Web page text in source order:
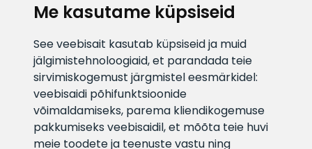
Me kasutame küpsiseid
See veebisait kasutab küpsiseid ja muid
jälgimistehnoloogiaid, et parandada teie
sirvimiskogemust järgmistel eesmärkidel:
veebisaidi põhifunktsioonide
võimaldamiseks, parema kliendikogemuse
pakkumiseks veebisaidil,et mõõta teie huvi
meie toodete ja teenuste vastu ning
info@veefiltrid.ee
Infotelefon
+372 58862212
Vaata tööaegu
Reti tee 11, Peetri, 75312 Harju
maakond, Estonia